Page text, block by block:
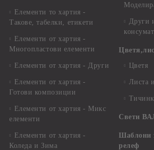
Елементи то хартия -
Такове, табелки, етикети
Елементи от хартия -
Многопластови елементи
Елементи от хартия - Други
Елементи от хартия -
Готови композиции
Елементи от хартия - Микс
елементи
Елементи от хартия -
Коледа и Зима
Други
Цветя
Листа
Свети
Шаблони
релеф